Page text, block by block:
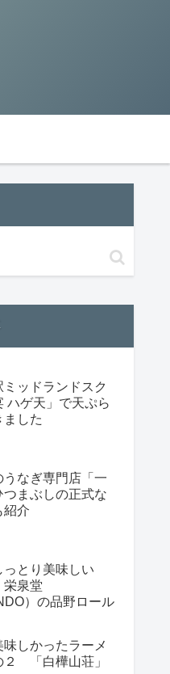
ミッドランドスク
ハゲ天」で天ぷら
ました
うなぎ専門店「一
まぶしの正式な
紹介
っとり美味しい
泉堂
）の品野ロール
味しかったラーメ
「白樺山荘」